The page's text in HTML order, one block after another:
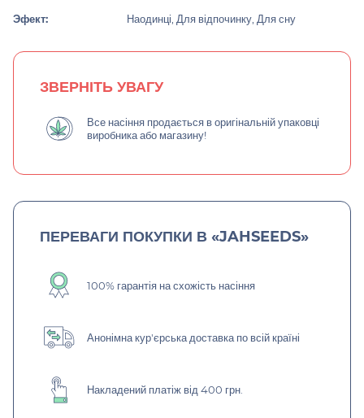
Эфект:
Наодинці, Для відпочинку, Для сну
ЗВЕРНІТЬ УВАГУ
Все насіння продається в оригінальній упаковці
виробника або магазину!
ПЕРЕВАГИ ПОКУПКИ В «JAHSEEDS»
100% гарантія на схожість насіння
Анонімна кур'єрська доставка по всій країні
Накладений платіж від 400 грн.